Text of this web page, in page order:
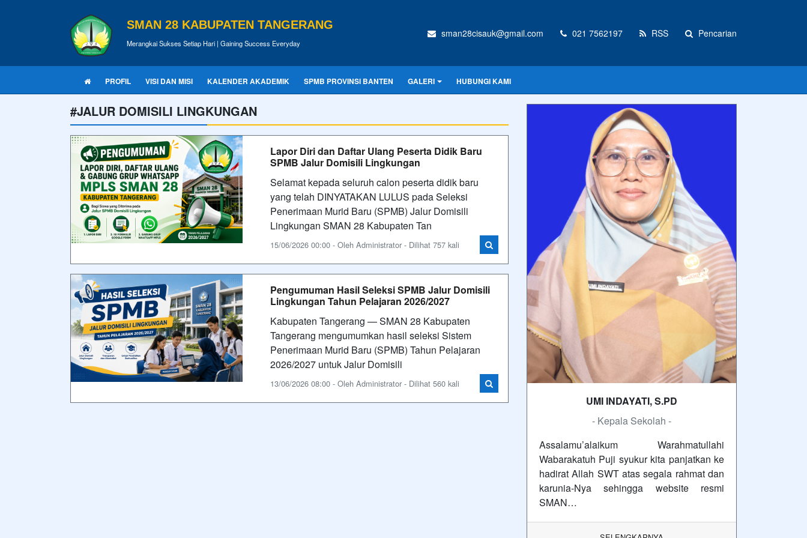
SMAN 28 KABUPATEN TANGERANG
Merangkai Sukses Setiap Hari | Gaining Success Everyday
sman28cisauk@gmail.com 021 7562197 RSS Pencarian
PROFIL VISI DAN MISI KALENDER AKADEMIK SPMB PROVINSI BANTEN GALERI HUBUNGI KAMI
#JALUR DOMISILI LINGKUNGAN
Lapor Diri dan Daftar Ulang Peserta Didik Baru
SPMB Jalur Domisili Lingkungan
Selamat kepada seluruh calon peserta didik baru
yang telah DINYATAKAN LULUS pada Seleksi
Penerimaan Murid Baru (SPMB) Jalur Domisili
Lingkungan SMAN 28 Kabupaten Tan
15/06/2026 00:00 - Oleh Administrator - Dilihat 757 kali
Pengumuman Hasil Seleksi SPMB Jalur Domisili
Lingkungan Tahun Pelajaran 2026/2027
Kabupaten Tangerang — SMAN 28 Kabupaten
Tangerang mengumumkan hasil seleksi Sistem
Penerimaan Murid Baru (SPMB) Tahun Pelajaran
2026/2027 untuk Jalur Domisili
13/06/2026 08:00 - Oleh Administrator - Dilihat 560 kali
UMI INDAYATI, S.PD
- Kepala Sekolah -
Assalamu’alaikum Warahmatullahi
Wabarakatuh Puji syukur kita panjatkan ke
hadirat Allah SWT atas segala rahmat dan
karunia-Nya sehingga website resmi
SMAN…